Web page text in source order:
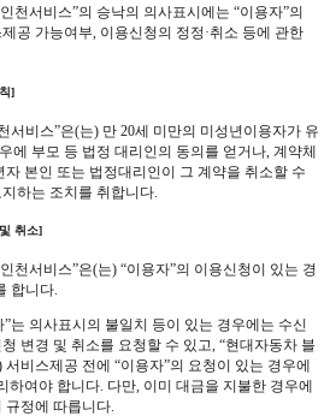
천서비스”의 승낙의 의사표시에는 “이용자”의
공 가능여부, 이용신청의 정정·취소 등에 관한
]
서비스”은(는) 만 20세 미만의 미성년이용자가 유
에 부모 등 법정 대리인의 동의를 얻거나, 계약체
본인 또는 법정대리인이 그 계약을 취소할 수
하는 조치를 취합니다.
취소]
천서비스”은(는) “이용자”의 이용신청이 있는 경
합니다.
는 의사표시의 불일치 등이 있는 경우에는 수신
변경 및 취소를 요청할 수 있고, “현대자동차 블
비스제공 전에 “이용자”의 요청이 있는 경우에
하여야 합니다. 다만, 이미 대금을 지불한 경우에
규정에 따릅니다.